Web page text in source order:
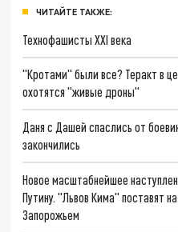
ЧИТАЙТЕ ТАКЖЕ:
Технофашисты XXI века
"Кротами" были все? Теракт в
охотятся "живые дроны"
Даня с Дашей спаслись от
закончились
Новое масштабнейшее
Путину. "Львов Кима" поставят
Запорожьем